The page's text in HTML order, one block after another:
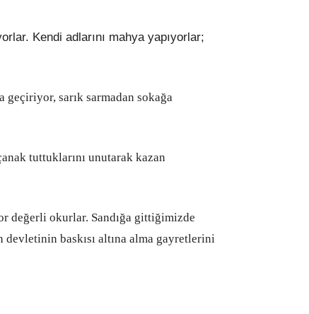
Kendi adlarını mahya yapıyorlar;
sarık sarmadan sokağa
tuttuklarını unutarak kazan
değerli okurlar. Sandığa gittiğimizde
baskısı altına alma gayretlerini